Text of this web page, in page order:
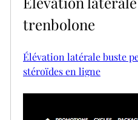
trenbolone
Élévation latérale buste
stéroïdes en ligne